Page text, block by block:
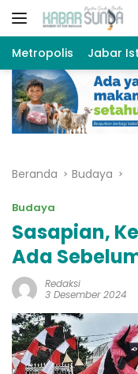
Langsung
Metropolis Jabar
Beranda Budaya
Budaya
Sasapian,
Ada
Redaksi
3 Desember 2024